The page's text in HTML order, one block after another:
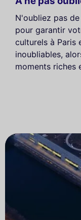
N'oubliez pas
pour garantir
culturels à Paris
inoubliables,
moments riches